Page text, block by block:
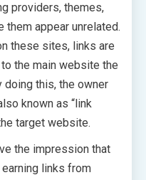
providers, themes,
them appear unrelated.
these sites, links are
the main website the
doing this, the owner
known as “link
target website.
the impression that
links from